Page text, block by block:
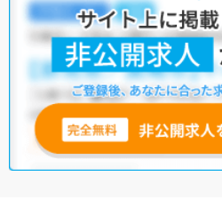
土日祝休・積極採用中・ 残業少な
・クリニック
他の条件でも人気の求人がございますの
いただくか、お気軽にお問い合わせくだ
全国の視能訓練士求人から検索いただく
無料転職支援サービス
にお申し込みい
グした上で求人をご提案いたします。
ご希望条件がまだ定まっていない方は人